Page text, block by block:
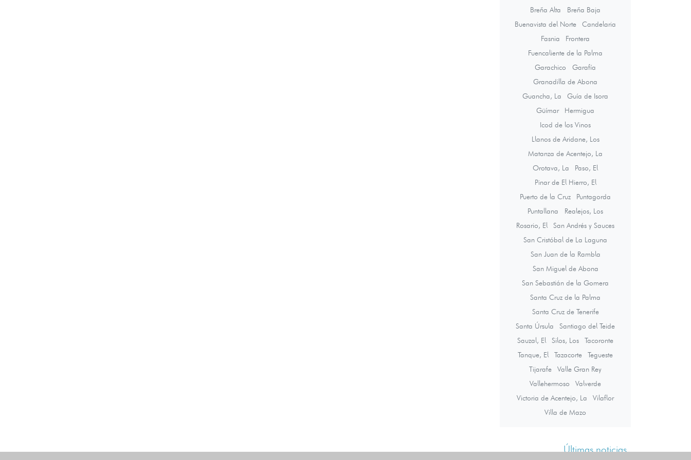
Breña Alta
Breña Baja
Buenavista del Norte
Candelaria
Fasnia
Frontera
Fuencaliente de la Palma
Garachico
Garafía
Granadilla de Abona
Guancha, La
Guía de Isora
Güímar
Hermigua
Icod de los Vinos
Llanos de Aridane, Los
Matanza de Acentejo, La
Orotava, La
Paso, El
Pinar de El Hierro, El
Puerto de la Cruz
Puntagorda
Puntallana
Realejos, Los
Rosario, El
San Andrés y Sauces
San Cristóbal de La Laguna
San Juan de la Rambla
San Miguel de Abona
San Sebastián de la Gomera
Santa Cruz de la Palma
Santa Cruz de Tenerife
Santa Úrsula
Santiago del Teide
Sauzal, El
Silos, Los
Tacoronte
Tanque, El
Tazacorte
Tegueste
Tijarafe
Valle Gran Rey
Vallehermoso
Valverde
Victoria de Acentejo, La
Vilaflor
Villa de Mazo
Últimas noticias